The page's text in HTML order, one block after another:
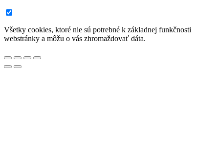
Všetky cookies, ktoré nie sú potrebné k základnej funkčnosti
webstránky a môžu o vás zhromaždovať dáta.